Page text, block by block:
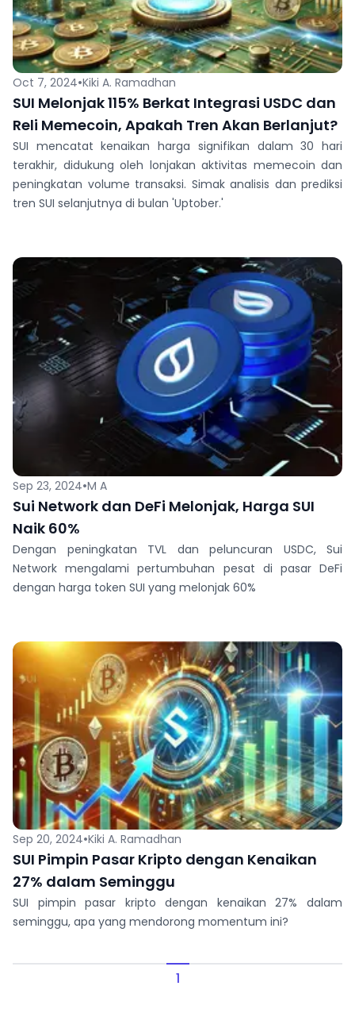
Oct 7, 2024•Kiki A. Ramadhan
SUI Melonjak 115% Berkat Integrasi USDC dan
Reli Memecoin, Apakah Tren Akan Berlanjut?
SUI mencatat kenaikan harga signifikan dalam 30 hari
terakhir, didukung oleh lonjakan aktivitas memecoin dan
peningkatan volume transaksi. Simak analisis dan prediksi
tren SUI selanjutnya di bulan 'Uptober.'
Sep 23, 2024•M A
Sui Network dan DeFi Melonjak, Harga SUI
Naik 60%
Dengan peningkatan TVL dan peluncuran USDC, Sui
Network mengalami pertumbuhan pesat di pasar DeFi
dengan harga token SUI yang melonjak 60%
Sep 20, 2024•Kiki A. Ramadhan
SUI Pimpin Pasar Kripto dengan Kenaikan
27% dalam Seminggu
SUI pimpin pasar kripto dengan kenaikan 27% dalam
seminggu, apa yang mendorong momentum ini?
1